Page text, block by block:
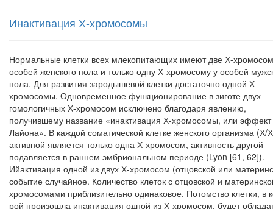
Инактивация Х-хромосомы
Нормальные клетки всех млекопитающих имеют две Х-
особей женского пола и только одну Х-хромосому у особей
пола. Для разви­тия зародышевой клетки достаточно одной Х-
хромосомы. Одновременное функ­ционирование в зиготе двух
гомологичных Х-хромосом исключено благодаря яв­лению,
получившему название «инактивация Х-хромосомы, или эффект
Лайона». В каждой соматической клетке женского организма (Х/
активной является только одна Х-хромосом, активность другой
подавляется в раннем эмбриональ­ном периоде (Lyon [61, 62]).
Ийактивация одной из двух Х-хромосом (отцовской или
событие случайное. Количество клеток с отцовской и
хромосомами приблизительно одинаковое. Потомство клетки, в
рой произошла инактивация одной из Х-хромосом, будет